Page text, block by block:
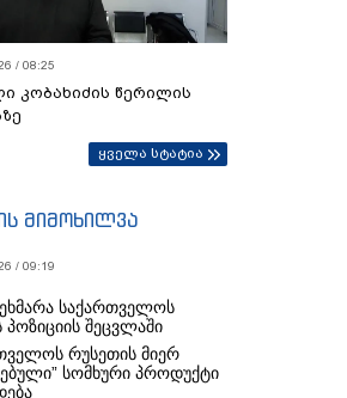
/ 08:25
კობახიძის წერილის
ყველა სტატია
მიმოხილვა
/ 09:19
საქართველოს
პოზიციის შეცვლაში
რუსეთის მიერ
სომხური პროდუქტი